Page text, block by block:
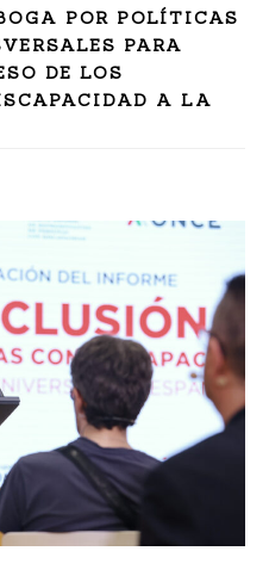
POR POLÍTICAS
PARA
DE LOS
A LA